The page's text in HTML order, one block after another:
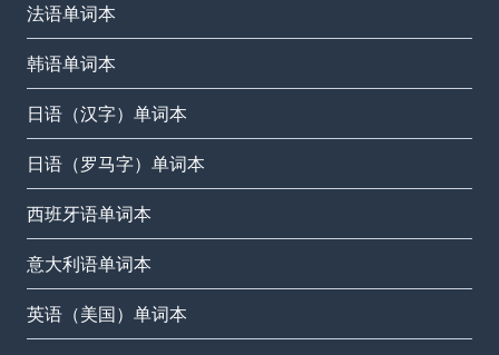
法语单词本
韩语单词本
日语（汉字）单词本
日语（罗马字）单词本
西班牙语单词本
意大利语单词本
英语（美国）单词本